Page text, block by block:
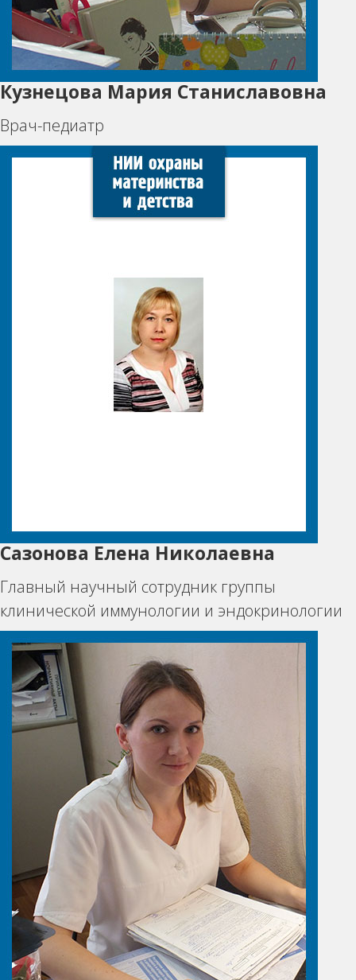
Кузнецова Мария Станиславовна
Врач-педиатр
Сазонова Елена Николаевна
Главный научный сотрудник группы
клинической иммунологии и эндокринологии